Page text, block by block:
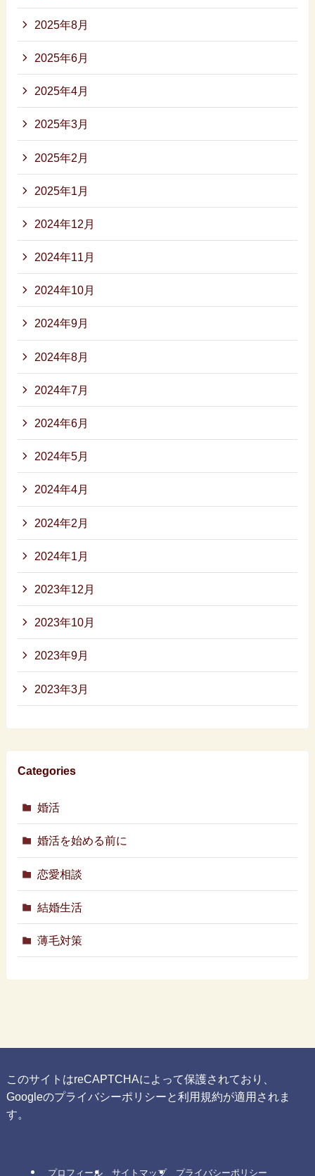
2025年8月
2025年6月
2025年4月
2025年3月
2025年2月
2025年1月
2024年12月
2024年11月
2024年10月
2024年9月
2024年8月
2024年7月
2024年6月
2024年5月
2024年4月
2024年2月
2024年1月
2023年12月
2023年10月
2023年9月
2023年3月
Categories
婚活
婚活を始める前に
恋愛相談
結婚生活
薄毛対策
このサイトはreCAPTCHAによって保護されており、
Googleのプライバシーポリシーと利用規約が適用されま
す。
プロフィール サイトマップ プライバシーポリシー